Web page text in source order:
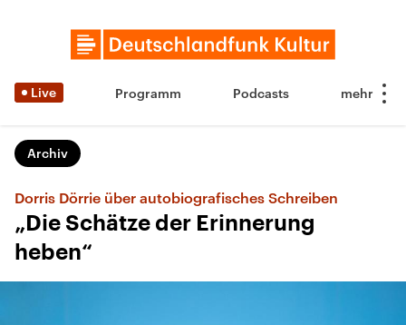
Live Programm Podcasts
Archiv
Dorris Dörrie über autobiografisches Schreiben
„Die Schätze der Erinnerung
heben“